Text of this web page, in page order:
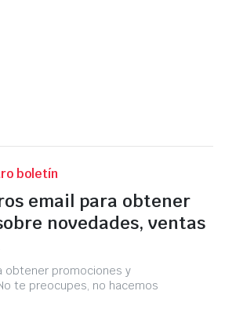
boletín
email para obtener
novedades, ventas
obtener promociones y
te preocupes, no hacemos